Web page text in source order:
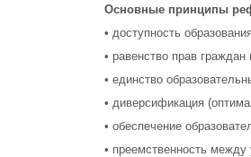
Основные принципы
• доступность
• равенство прав
• единство
• диверсификация
• обеспечение
• преемственность